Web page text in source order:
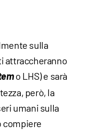
sulla
attraccheranno
o LHS) e sarà
però, la
umani sulla
compiere